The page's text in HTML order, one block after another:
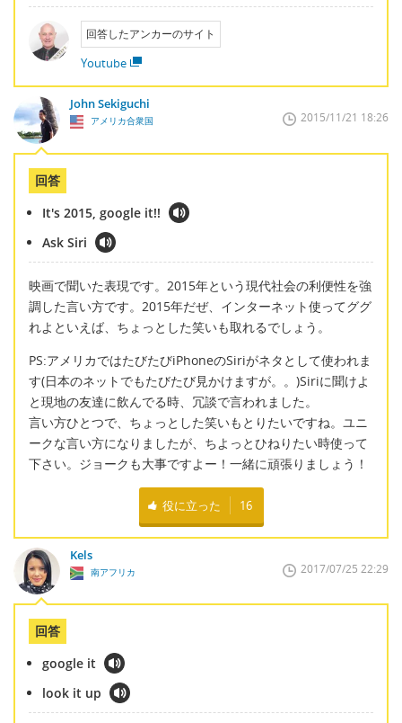
回答したアンカーのサイト
Youtube
John Sekiguchi
アメリカ合衆国 2015/11/21 18:26
回答
It's 2015, google it!!
Ask Siri
映画で聞いた表現です。2015年という現代社会の利便性を強
調した言い方です。2015年だぜ、インターネット使ってググ
れよといえば、ちょっとした笑いも取れるでしょう。
PS:アメリカではたびたびiPhoneのSiriがネタとして使われま
す(日本のネットでもたびたび見かけますが。。)Siriに聞けよ
と現地の友達に飲んでる時、冗談で言われました。
言い方ひとつで、ちょっとした笑いもとりたいですね。ユニ
ークな言い方になりましたが、ちよっとひねりたい時使って
下さい。ジョークも大事ですよー！一緒に頑張りましょう！
役に立った 16
Kels
南アフリカ 2017/07/25 22:29
回答
google it
look it up